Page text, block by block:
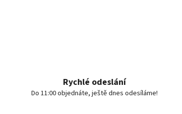
Rychlé odeslání
Do 11:00 objednáte, ještě dnes odesíláme!